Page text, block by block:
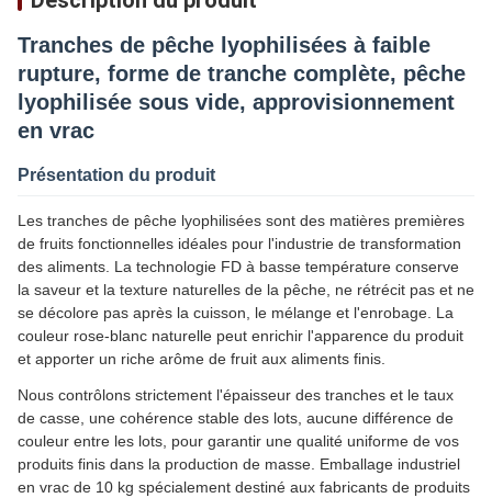
Tranches de pêche lyophilisées à faible
rupture, forme de tranche complète, pêche
lyophilisée sous vide, approvisionnement
en vrac
Présentation du produit
Les tranches de pêche lyophilisées sont des matières premières
de fruits fonctionnelles idéales pour l'industrie de transformation
des aliments. La technologie FD à basse température conserve
la saveur et la texture naturelles de la pêche, ne rétrécit pas et ne
se décolore pas après la cuisson, le mélange et l'enrobage. La
couleur rose-blanc naturelle peut enrichir l'apparence du produit
et apporter un riche arôme de fruit aux aliments finis.
Nous contrôlons strictement l'épaisseur des tranches et le taux
de casse, une cohérence stable des lots, aucune différence de
couleur entre les lots, pour garantir une qualité uniforme de vos
produits finis dans la production de masse. Emballage industriel
en vrac de 10 kg spécialement destiné aux fabricants de produits